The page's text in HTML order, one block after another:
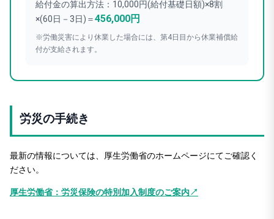
給付金の算出方法：10,000円(給付基礎日額)×8割
×(60日－3日)＝456,000円
※労働災害により休業した場合には、第4日目から休業補償給
付が支給されます。
労災の手続き
最新の情報については、厚生労働省のホームページにてご確認く
ださい。
厚生労働省：労災保険の特別加入制度のご案内↗